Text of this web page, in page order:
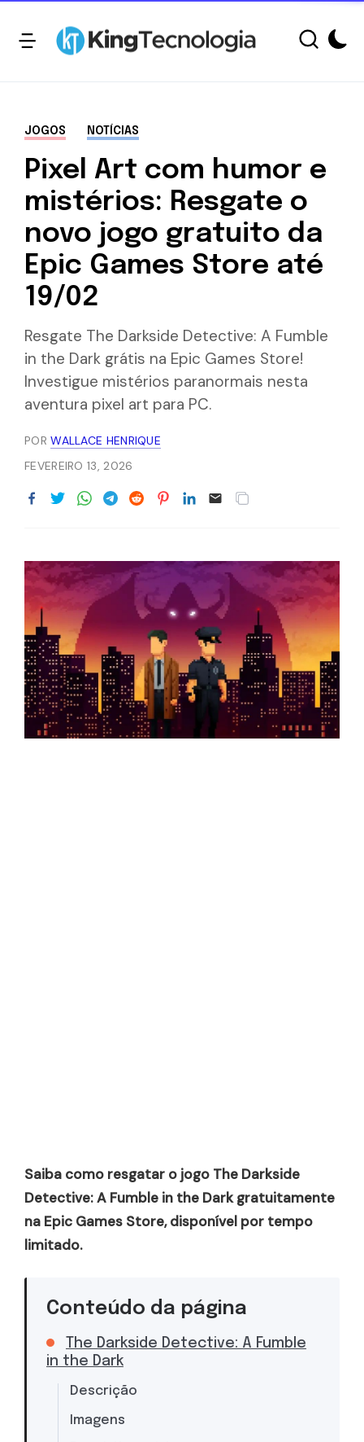
JOGOS NOTÍCIAS
Pixel Art com humor e
mistérios: Resgate o
novo jogo gratuito da
Epic Games Store até
19/02
Resgate The Darkside Detective: A Fumble
in the Dark grátis na Epic Games Store!
Investigue mistérios paranormais nesta
aventura pixel art para PC.
PORWALLACE HENRIQUE
FEVEREIRO 13, 2026
Saiba como resgatar o jogo The Darkside
Detective: A Fumble in the Dark gratuitamente
na Epic Games Store, disponível por tempo
limitado.
Conteúdo da página
The Darkside Detective: A Fumble
in the Dark
Descrição
Imagens